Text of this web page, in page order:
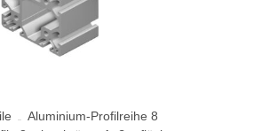
Aluminium-Profilreihe 8